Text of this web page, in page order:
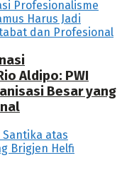
Aldipo: PWI
Besar yang